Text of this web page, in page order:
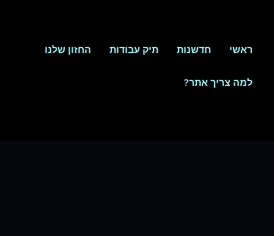
ראשי חדשנות תיק עבודות החזון שלנו
למה צריך אתר?